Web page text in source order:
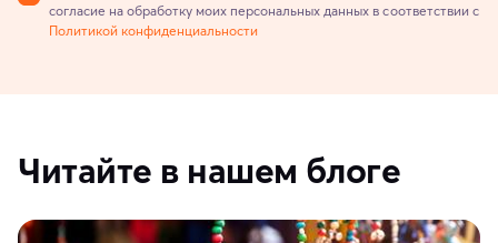
согласие на обработку моих персональных данных в соответствии с
Политикой конфиденциальности
Читайте в нашем блоге